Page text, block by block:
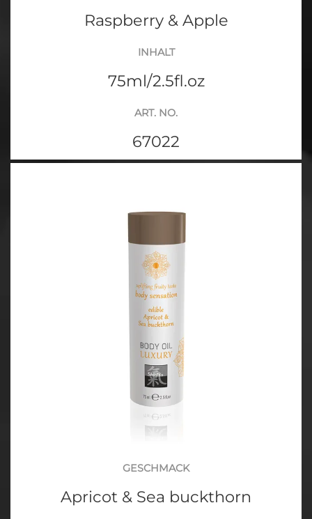
Raspberry & Apple
INHALT
75ml/2.5fl.oz
ART. NO.
67022
GESCHMACK
Apricot & Sea buckthorn